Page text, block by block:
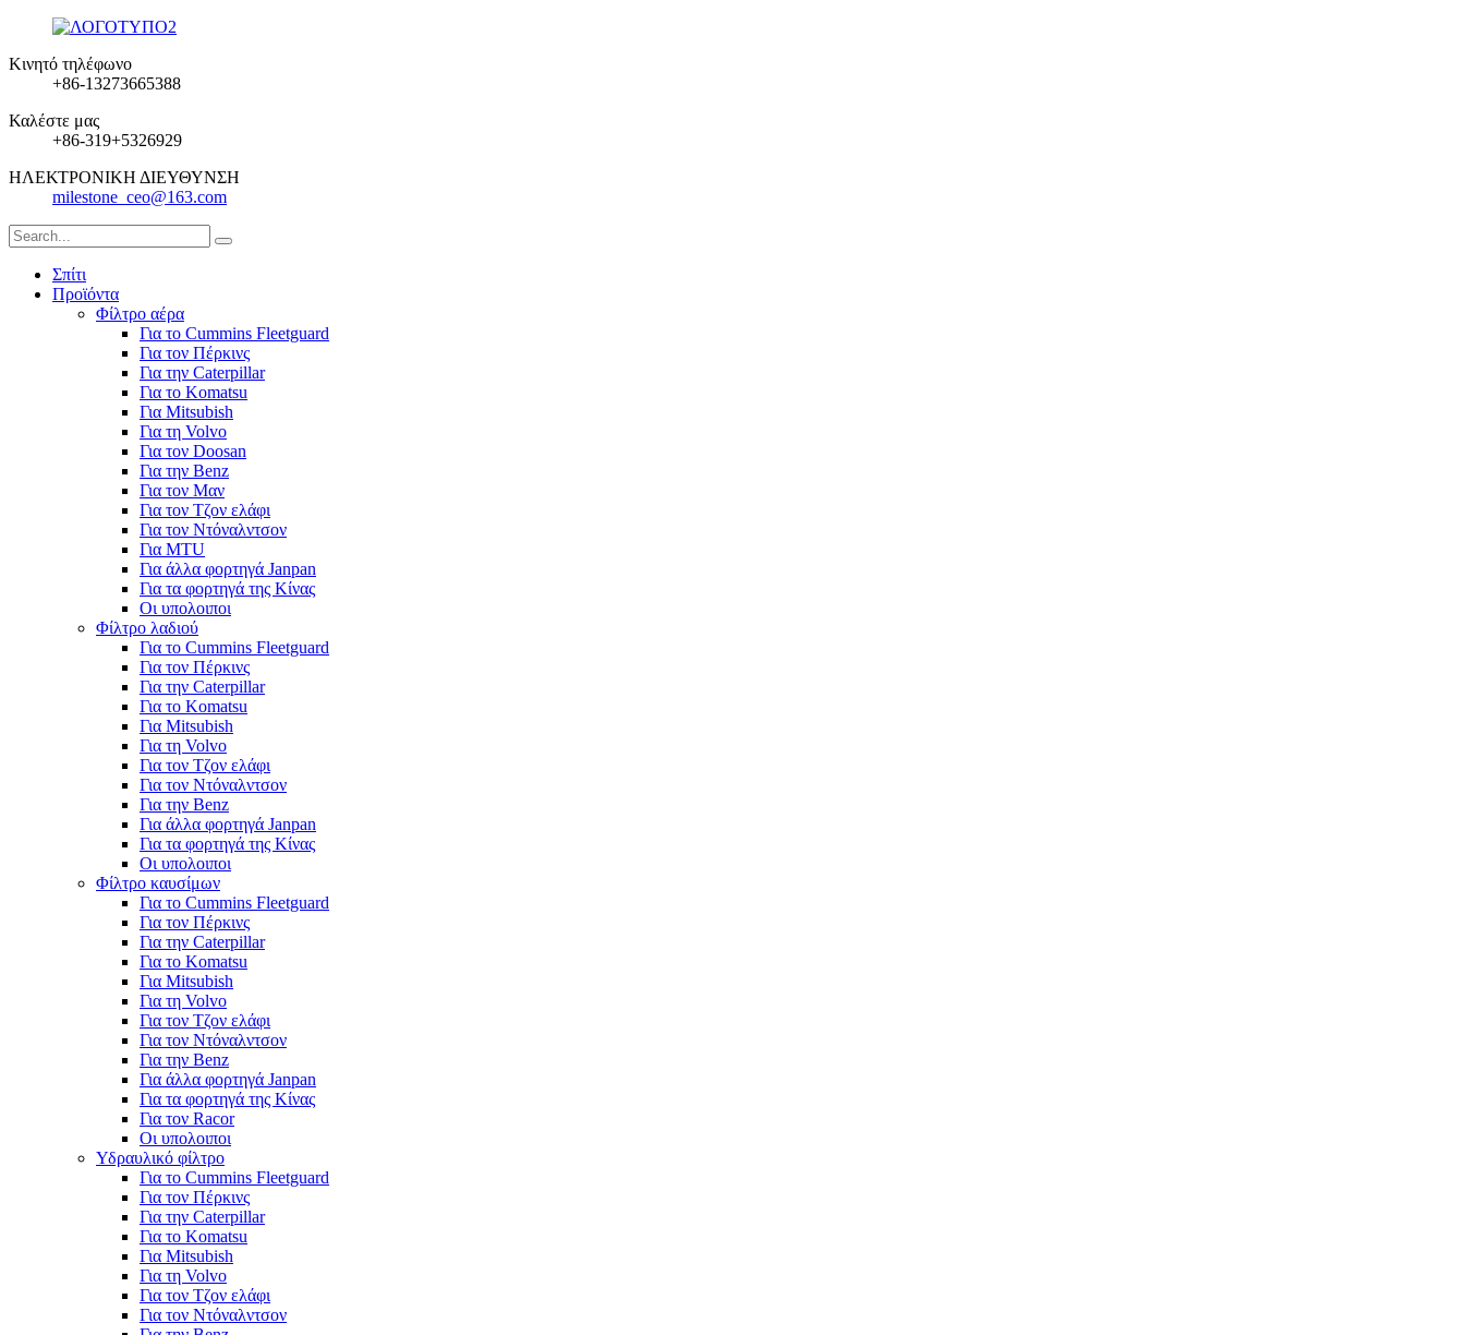
Κινητό τηλέφωνο
+86-13273665388
Καλέστε μας
+86-319+5326929
ΗΛΕΚΤΡΟΝΙΚΗ ΔΙΕΥΘΥΝΣΗ
milestone_ceo@163.com
Σπίτι
Προϊόντα
Φίλτρο αέρα
Για το Cummins Fleetguard
Για τον Πέρκινς
Για την Caterpillar
Για το Komatsu
Για Mitsubish
Για τη Volvo
Για τον Doosan
Για την Benz
Για τον Μαν
Για τον Τζον ελάφι
Για τον Ντόναλντσον
Για MTU
Για άλλα φορτηγά Janpan
Για τα φορτηγά της Κίνας
Οι υπολοιποι
Φίλτρο λαδιού
Για το Cummins Fleetguard
Για τον Πέρκινς
Για την Caterpillar
Για το Komatsu
Για Mitsubish
Για τη Volvo
Για τον Τζον ελάφι
Για τον Ντόναλντσον
Για την Benz
Για άλλα φορτηγά Janpan
Για τα φορτηγά της Κίνας
Οι υπολοιποι
Φίλτρο καυσίμων
Για το Cummins Fleetguard
Για τον Πέρκινς
Για την Caterpillar
Για το Komatsu
Για Mitsubish
Για τη Volvo
Για τον Τζον ελάφι
Για τον Ντόναλντσον
Για την Benz
Για άλλα φορτηγά Janpan
Για τα φορτηγά της Κίνας
Για τον Racor
Οι υπολοιποι
Υδραυλικό φίλτρο
Για το Cummins Fleetguard
Για τον Πέρκινς
Για την Caterpillar
Για το Komatsu
Για Mitsubish
Για τη Volvo
Για τον Τζον ελάφι
Για τον Ντόναλντσον